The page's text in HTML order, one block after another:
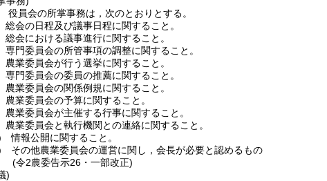
役員会の所掌事務は，次のとおりとする。
総会の日程及び議事日程に関すること。
総会における議事進行に関すること。
専門委員会の所管事項の調整に関すること。
農業委員会が行う選挙に関すること。
専門委員会の委員の推薦に関すること。
農業委員会の関係例規に関すること。
農業委員会の予算に関すること。
農業委員会が主催する行事に関すること。
農業委員会と執行機関との連絡に関すること。
情報公開に関すること。
その他農業委員会の運営に関し，会長が必要と認めるもの
(令2農委告示26・一部改正)
)